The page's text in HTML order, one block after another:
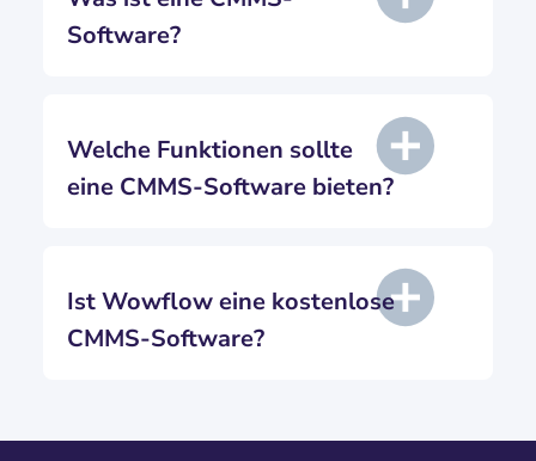
Software?
Welche Funktionen sollte
eine CMMS-Software bieten?
Ist Wowflow eine kostenlose
CMMS-Software?